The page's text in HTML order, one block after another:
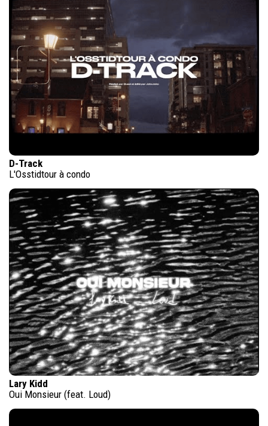
D-Track
L'Osstidtour à condo
Lary Kidd
Oui Monsieur (feat. Loud)